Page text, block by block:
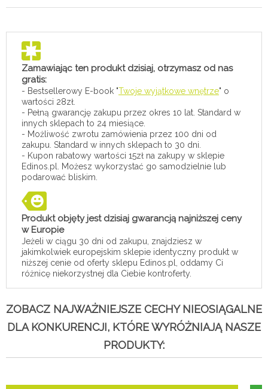
Zamawiając ten produkt dzisiaj, otrzymasz od nas
gratis:
- Bestsellerowy E-book "Twoje wyjątkowe wnętrze" o
wartości 28zł.
- Pełną gwarancję zakupu przez okres 10 lat. Standard w
innych sklepach to 24 miesiące.
- Możliwość zwrotu zamówienia przez 100 dni od
zakupu. Standard w innych sklepach to 30 dni.
- Kupon rabatowy wartości 15zł na zakupy w sklepie
Edinos.pl. Możesz wykorzystać go samodzielnie lub
podarować bliskim.
Produkt objęty jest dzisiaj gwarancją najniższej ceny
w Europie
Jeżeli w ciągu 30 dni od zakupu, znajdziesz w
jakimkolwiek europejskim sklepie identyczny produkt w
niższej cenie od oferty sklepu Edinos.pl, oddamy Ci
różnicę niekorzystnej dla Ciebie kontroferty.
ZOBACZ NAJWAŻNIEJSZE CECHY NIEOSIĄGALNE
DLA KONKURENCJI, KTÓRE WYRÓŻNIAJĄ NASZE
PRODUKTY: